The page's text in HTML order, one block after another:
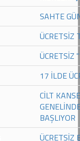
SAHTE
ÜCRETSİZ
ÜCRETSİZ
17 İLDE
CİLT
BAŞLIYOR
ÜCRETSİZ